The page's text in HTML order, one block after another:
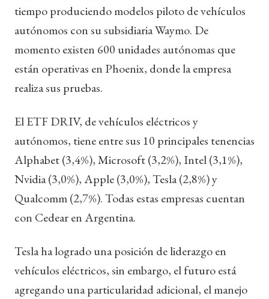
tiempo produciendo modelos piloto de vehículos
autónomos con su subsidiaria Waymo. De
momento existen 600 unidades autónomas que
están operativas en Phoenix, donde la empresa
realiza sus pruebas.
El ETF DRIV, de vehículos eléctricos y
autónomos, tiene entre sus 10 principales tenencias
Alphabet (3,4%), Microsoft (3,2%), Intel (3,1%),
Nvidia (3,0%), Apple (3,0%), Tesla (2,8%) y
Qualcomm (2,7%). Todas estas empresas cuentan
con Cedear en Argentina.
Tesla ha logrado una posición de liderazgo en
vehículos eléctricos, sin embargo, el futuro está
agregando una particularidad adicional, el manejo